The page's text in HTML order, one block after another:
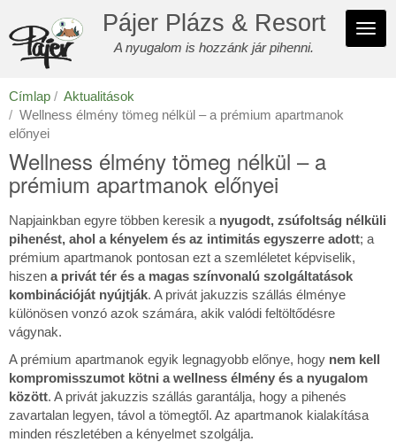
tartalomra
Pájer Plázs & Resort
A nyugalom is hozzánk jár pihenni.
Címlap
Aktualitások
Wellness élmény tömeg nélkül – a prémium apartmanok
előnyei
Wellness élmény tömeg nélkül – a
prémium apartmanok előnyei
Napjainkban egyre többen keresik a nyugodt, zsúfoltság nélküli
pihenést, ahol a kényelem és az intimitás egyszerre adott; a
prémium apartmanok pontosan ezt a szemléletet képviselik,
hiszen a privát tér és a magas színvonalú szolgáltatások
kombinációját nyújtják. A privát jakuzzis szállás élménye
különösen vonzó azok számára, akik valódi feltöltődésre
vágynak.
A prémium apartmanok egyik legnagyobb előnye, hogy nem kell
kompromisszumot kötni a wellness élmény és a nyugalom
között. A privát jakuzzis szállás garantálja, hogy a pihenés
zavartalan legyen, távol a tömegtől. Az apartmanok kialakítása
minden részletében a kényelmet szolgálja.